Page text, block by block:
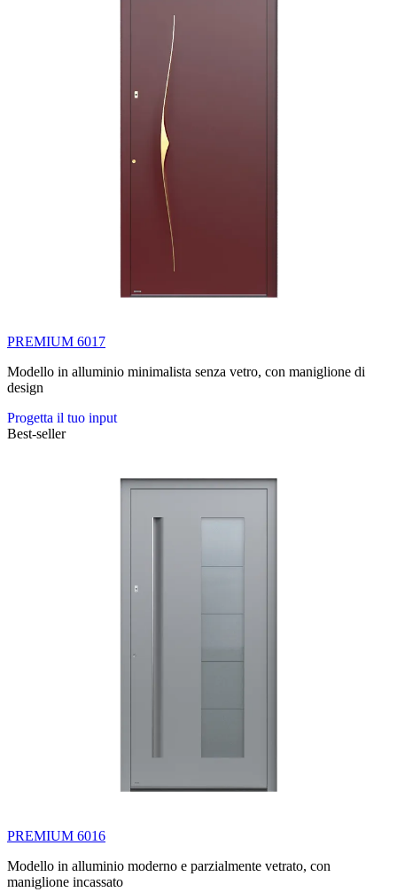
PREMIUM 6017
Modello in alluminio minimalista senza vetro, con maniglione di
design
Progetta il tuo input
Best-seller
PREMIUM 6016
Modello in alluminio moderno e parzialmente vetrato, con
maniglione incassato